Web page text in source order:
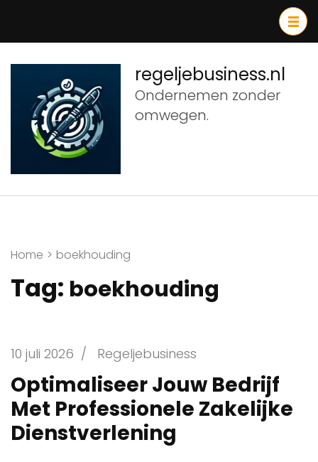
inhoud
(druk
Enter)
regeljebusiness.nl
Ondernemen zonder
omwegen.
Home > boekhouding
Tag: boekhouding
10 juli 2026 / Regeljebusiness
Optimaliseer Jouw Bedrijf
Met Professionele Zakelijke
Dienstverlening